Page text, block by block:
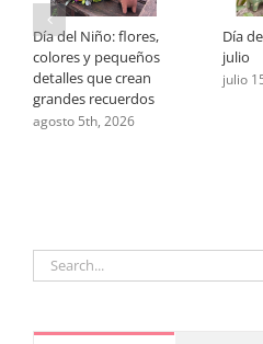
Día del Niño: flores,
colores y pequeños
detalles que crean
grandes recuerdos
agosto 5th, 2026
Día
julio
julio
Search
for: